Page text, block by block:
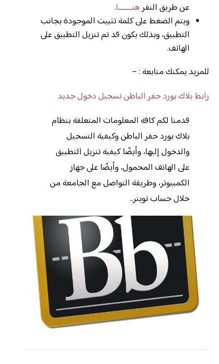
عن طريق النقرهنـــــــا.
ويتم الضغط على كلمة تثبيت الموجودة بجانب
التطبيق، وبذلك يكون قد تم تنزيل التطبيق على
الهاتف.
للمزيد يمكنك متابعة : –
رابط بلاك بورد حفر الباطن تسجيل دخول جديد
قدمنا لكم كافة المعلومات المتعلقة بنظام
بلاك بورد حفر الباطن وكيفية التسجيل
والدخول إليها، وأيضًا كيفية تنزيل التطبيق
على الهاتف المحمول، وأيضًا على جهاز
الكمبيوتر، وطريقة التواصل مع الجامعة من
خلال حساب تويتر..